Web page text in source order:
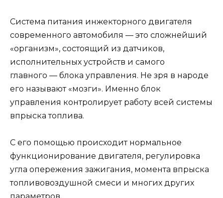
Система питания инжекторного двигателя
современного автомобиля — это сложнейший
«организм», состоящий из датчиков,
исполнительных устройств и самого
главного — блока управления. Не зря в народе
его называют «мозги». Именно блок
управления контролирует работу всей системы
впрыска топлива.
С его помощью происходит нормальное
функционирование двигателя, регулировка
угла опережения зажигания, момента впрыска
топливовоздушной смеси и многих других